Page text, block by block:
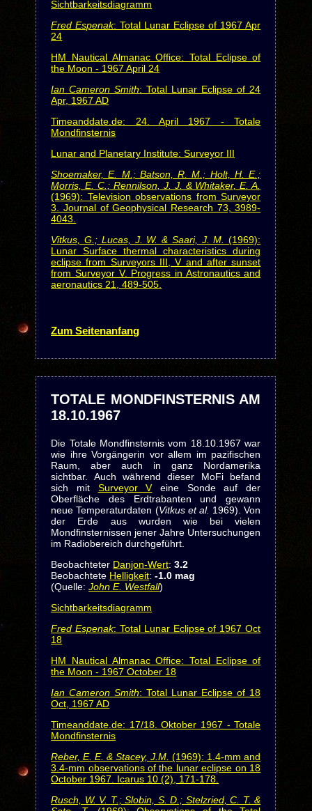
Sichtbarkeitsdiagramm
Fred Espenak: Total Lunar Eclipse of 1967 Apr
24
HM Nautical Almanac Office: Total Eclipse of
the Moon - 1967 April 24
Ian Cameron Smith: Total Lunar Eclipse of 24
Apr, 1967 AD
Timeanddate.de: 24. April 1967 - Totale
Mondfinsternis
Lunar and Planetary Institute: Surveyor III
Shoemaker, E. M.; Batson, R. M.; Holt, H. E.;
Morris, E. C.; Rennilson, J. J. & Whitaker, E. A.
(1969): Television observations from Surveyor
3. Journal of Geophysical Research 73, 3989-
4043.
Vitkus, G.; Lucas, J. W. & Saari, J. M.
(1969):
Lunar Surface thermal characteristics during
eclipse from Surveyors III, V and after sunset
from Surveyor V. Progress in Astronautics and
aeronautics 21, 489-505.
Zum Seitenanfang
TOTALE MONDFINSTERNIS AM
18.10.1967
Die Totale Mondfinsternis vom 18.10.1967 war
wie ihre Vorgängerin vor allem im pazifischen
Raum, aber auch in ganz Nordamerika
sichtbar. Auch während dieser MoFi befand
sich mit Surveyor Veine Sonde auf der
Oberfläche des Erdtrabanten und gewann
neue Temperaturdaten (Vitkus et al. 1969). Von
der Erde aus wurden wie bei vielen
Mondfinsternissen jener Jahre Untersuchungen
im Radiobereich durchgeführt.
Beobachteter Danjon-Wert:3.2
Beobachtete Helligkeit:-1.0 mag
(Quelle:John E. Westfall)
Sichtbarkeitsdiagramm
Fred Espenak: Total Lunar Eclipse of 1967 Oct
18
HM Nautical Almanac Office: Total Eclipse of
the Moon - 1967 October 18
Ian Cameron Smith: Total Lunar Eclipse of 18
Oct, 1967 AD
Timeanddate.de: 17/18. Oktober 1967 - Totale
Mondfinsternis
Reber, E. E. & Stacey, J.M. (1969): 1.4-mm and
3.4-mm observations of the lunar eclipse on 18
October 1967. Icarus 10 (2), 171-178.
Rusch, W. V. T.; Slobin, S. D.; Stelzried, C. T. &